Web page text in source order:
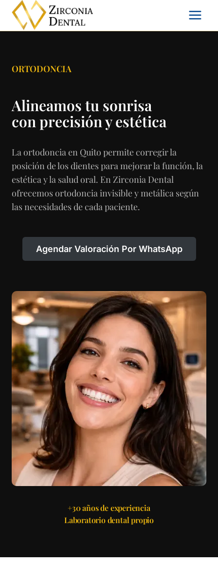
Saltar
contenido
ORTODONCIA
Alineamos tu sonrisa
con precisión y estética
La ortodoncia en Quito permite corregir la
posición de los dientes para mejorar la función, la
estética y la salud oral. En Zirconia Dental
ofrecemos ortodoncia invisible y metálica según
las necesidades de cada paciente.
Agendar Valoración Por WhatsApp
+30 años de experiencia
Laboratorio dental propio